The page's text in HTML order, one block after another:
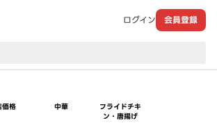
ログイン 会員登録
価格 中華
フライドチキ
ン・唐揚げ